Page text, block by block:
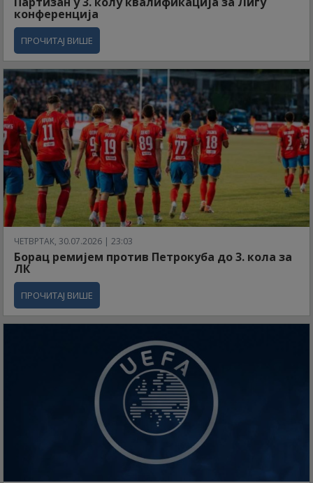
конференција
ПРОЧИТАЈ ВИШЕ
ЧЕТВРТАК, 30.07.2026 | 23:03
Борац ремијем против Петрокуба до 3. кола за
ЛК
ПРОЧИТАЈ ВИШЕ